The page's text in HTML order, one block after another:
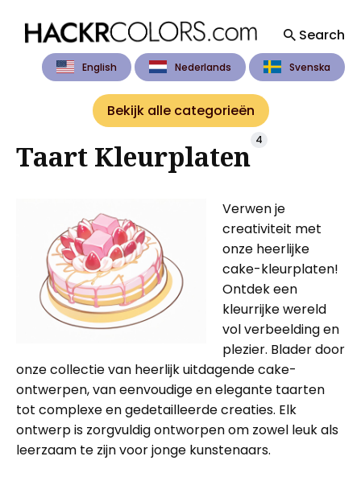
Search
English Nederlands Svenska
Search
Bekijk alle categorieën
Taart Kleurplaten 4
Verwen je
creativiteit met
onze heerlijke
cake-kleurplaten!
Ontdek een
kleurrijke wereld
vol verbeelding en
plezier. Blader door
onze collectie van heerlijk uitdagende cake-
ontwerpen, van eenvoudige en elegante taarten
tot complexe en gedetailleerde creaties. Elk
ontwerp is zorgvuldig ontworpen om zowel leuk als
leerzaam te zijn voor jonge kunstenaars.